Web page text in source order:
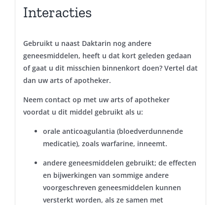
Interacties
Gebruikt u naast Daktarin nog andere
geneesmiddelen, heeft u dat kort geleden gedaan
of gaat u dit misschien binnenkort doen? Vertel dat
dan uw arts of apotheker.
Neem contact op met uw arts of apotheker
voordat u dit middel gebruikt als u:
orale anticoagulantia (bloedverdunnende
medicatie), zoals warfarine, inneemt.
andere geneesmiddelen gebruikt; de effecten
en bijwerkingen van sommige andere
voorgeschreven geneesmiddelen kunnen
versterkt worden, als ze samen met